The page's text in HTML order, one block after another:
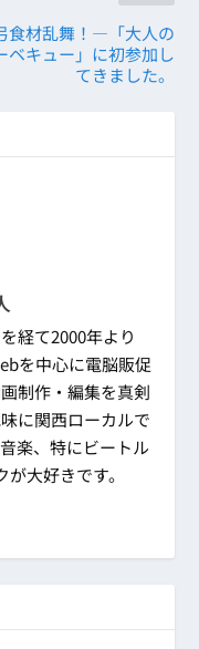
食材乱舞！―「大人の
ベキュー」に初参加し
てきました。
経て2000年より
を中心に電脳販促
制作・編集を真剣
に関西ローカルで
楽、特にビートル
大好きです。